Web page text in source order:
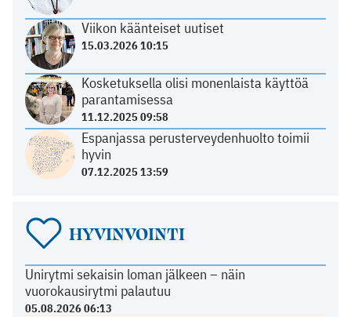
Viikon käänteiset uutiset
15.03.2026 10:15
Kosketuksella olisi monenlaista käyttöä
parantamisessa
11.12.2025 09:58
Espanjassa perusterveydenhuolto toimii
hyvin
07.12.2025 13:59
HYVINVOINTI
Unirytmi sekaisin loman jälkeen – näin
vuorokausirytmi palautuu
05.08.2026 06:13